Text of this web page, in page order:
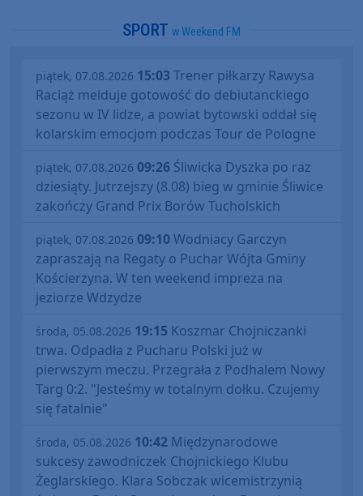
SPORT w Weekend FM
piątek, 07.08.2026 15:03Trener piłkarzy Rawysa
Raciąż melduje gotowość do debiutanckiego
sezonu w IV lidze, a powiat bytowski oddał się
kolarskim emocjom podczas Tour de Pologne
piątek, 07.08.2026 09:26 Śliwicka Dyszka po raz
dziesiąty. Jutrzejszy (8.08) bieg w gminie Śliwice
zakończy Grand Prix Borów Tucholskich
piątek, 07.08.2026 09:10Wodniacy Garczyn
zapraszają na Regaty o Puchar Wójta Gminy
Kościerzyna. W ten weekend impreza na
jeziorze Wdzydze
środa, 05.08.2026 19:15 Koszmar Chojniczanki
trwa. Odpadła z Pucharu Polski już w
pierwszym meczu. Przegrała z Podhalem Nowy
Targ 0:2. "Jesteśmy w totalnym dołku. Czujemy
się fatalnie"
środa, 05.08.2026 10:42 Międzynarodowe
sukcesy zawodniczek Chojnickiego Klubu
Żeglarskiego. Klara Sobczak wicemistrzynią